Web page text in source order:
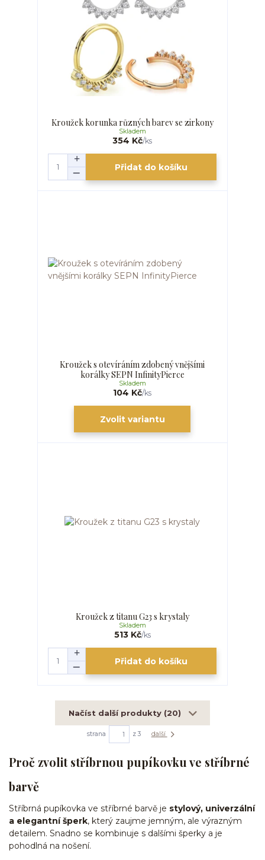
Kroužek korunka různých barev se zirkony
354 Kč/ks
Skladem
Přidat do košíku
Kroužek s otevíráním zdobený vnějšími
korálky SEPN InfinityPierce
104 Kč/ks
Skladem
Zvolit variantu
Kroužek z titanu G23 s krystaly
513 Kč/ks
Skladem
Přidat do košíku
Načíst další produkty (20)
strana z 3 další
Proč zvolit stříbrnou pupíkovku ve stříbrné
barvě
Stříbrná pupíkovka ve stříbrné barvě je stylový, univerzální
a elegantní šperk, který zaujme jemným, ale výrazným
detailem. Snadno se kombinuje s dalšími šperky a je
pohodlná na nošení.